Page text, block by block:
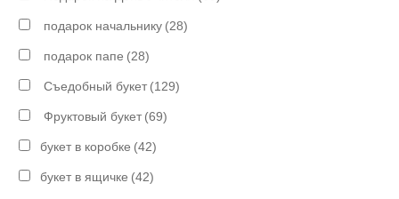
подарок начальнику (28)
подарок папе (28)
Съедобный букет (129)
Фруктовый букет (69)
букет в коробке (42)
букет в ящичке (42)